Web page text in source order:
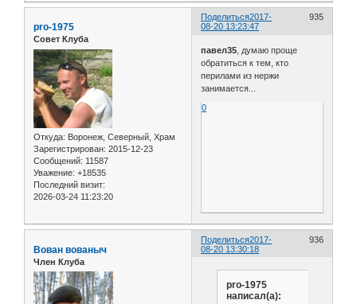
Поделиться 935
2017-
08-20 13:23:47
pro-1975
Совет Клуба
Откуда: Воронеж, Северный, Храм
Зарегистрирован: 2015-12-23
Сообщений: 11587
Уважение: +18535
Последний визит:
2026-03-24 11:23:20
павел35 , думаю проще
обратиться к тем, кто
перилами из нержи
занимается...
0
Поделиться 936
2017-
08-20 13:30:18
Вован вованыч
Член Клуба
pro-1975
написал(а):